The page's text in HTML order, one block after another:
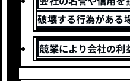
破壊する行為がある
競業により会社の利